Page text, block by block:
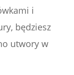
i
będziesz
utwory w